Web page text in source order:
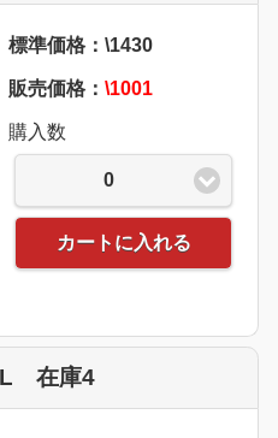
標準価格：\1430
販売価格： \1001
購入数
0
カートに入れる
L 在庫4click to